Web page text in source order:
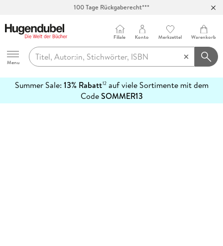
100 Tage Rückgaberecht***
Hugendubel
Menu
Filiale Konto Merkzettel Warenkorb
Summer Sale: 13% Rabatt12auf viele Sortimente mit dem
CodeSOMMER13
erfahren